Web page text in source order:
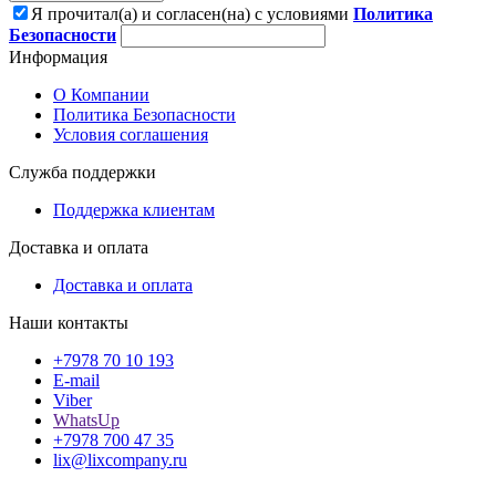
Я прочитал(а) и согласен(на) с условиями Политика
Безопасности
Информация
О Компании
Политика Безопасности
Условия соглашения
Служба поддержки
Поддержка клиентам
Доставка и оплата
Доставка и оплата
Наши контакты
+7978 70 10 193
E-mail
Viber
WhatsUp
+7978 700 47 35
lix@lixcompany.ru